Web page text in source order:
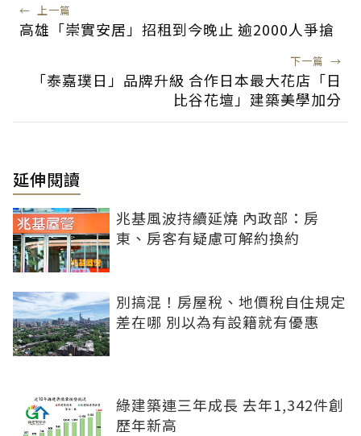
← 上一篇
高雄「崇實安居」招租到今晚止 逾2000人爭搶
下一篇 →
「泰嘉璞日」品牌升級 合作日本最大花店「日
比谷花壇」建築美學加分
延伸閱讀
兆基風波持續延燒 內政部：房
東、房客有疑慮可解約換約
別搞混！房屋稅、地價稅自住規定
差在哪 別以為有設籍就有優惠
綠建築連三年成長 去年1,342件創
歷年新高